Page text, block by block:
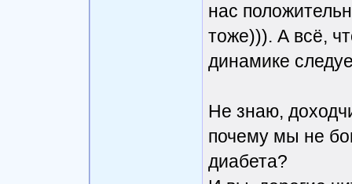
нас
тоже))). А всё,
динамике
Не знаю,
почему мы не
диабета?